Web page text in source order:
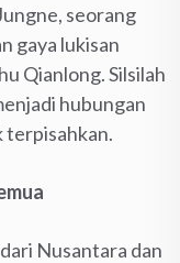
seorang
gaya lukisan
Qianlong. Silsilah
hubungan
terpisahkan.
Nusantara dan